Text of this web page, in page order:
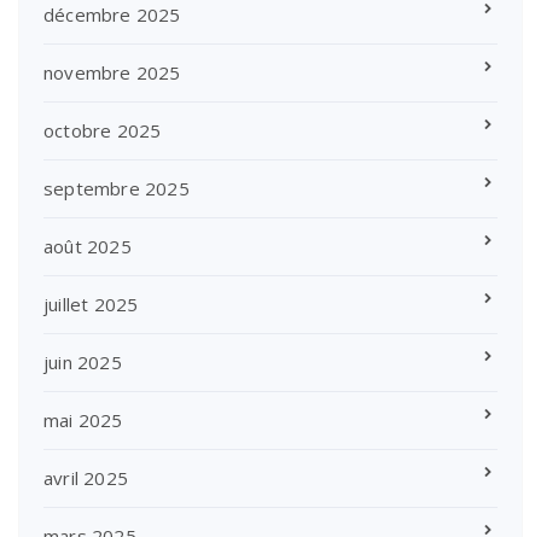
décembre 2025
novembre 2025
octobre 2025
septembre 2025
août 2025
juillet 2025
juin 2025
mai 2025
avril 2025